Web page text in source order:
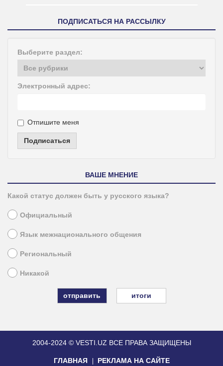
ПОДПИСАТЬСЯ НА РАССЫЛКУ
Выберите раздел:
Электронный адрес:
Отпишите меня
Подписаться
ВАШЕ МНЕНИЕ
Какой статус должен быть у русского языка?
Официальный
Язык межнационального общения
Региональный
Никакой
итоги
2004-2024 © VESTI.UZ ВСЕ ПРАВА ЗАЩИЩЕНЫ
ГЛАВНАЯ РЕКЛАМА НА САЙТЕ